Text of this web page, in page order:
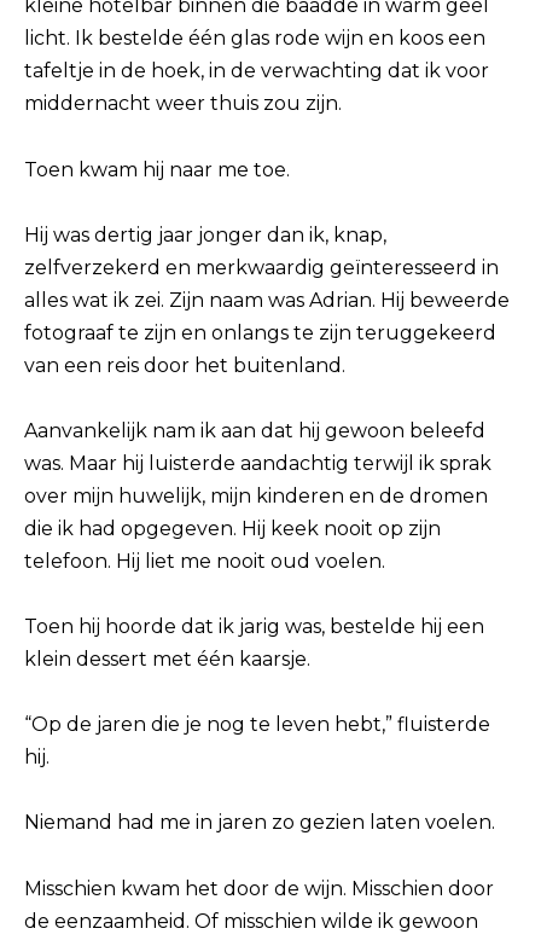
kleine hotelbar binnen die baadde in warm geel
licht. Ik bestelde één glas rode wijn en koos een
tafeltje in de hoek, in de verwachting dat ik voor
middernacht weer thuis zou zijn.
Toen kwam hij naar me toe.
Hij was dertig jaar jonger dan ik, knap,
zelfverzekerd en merkwaardig geïnteresseerd in
alles wat ik zei. Zijn naam was Adrian. Hij beweerde
fotograaf te zijn en onlangs te zijn teruggekeerd
van een reis door het buitenland.
Aanvankelijk nam ik aan dat hij gewoon beleefd
was. Maar hij luisterde aandachtig terwijl ik sprak
over mijn huwelijk, mijn kinderen en de dromen
die ik had opgegeven. Hij keek nooit op zijn
telefoon. Hij liet me nooit oud voelen.
Toen hij hoorde dat ik jarig was, bestelde hij een
klein dessert met één kaarsje.
“Op de jaren die je nog te leven hebt,” fluisterde
hij.
Niemand had me in jaren zo gezien laten voelen.
Misschien kwam het door de wijn. Misschien door
de eenzaamheid. Of misschien wilde ik gewoon